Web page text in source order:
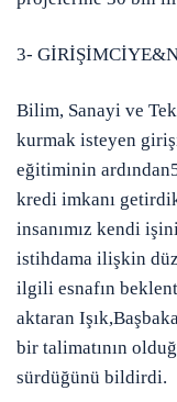
3-
Bilim, Sanayi ve
kurmak isteyen
eğitiminin ardından
kredi imkanı
insanımız kendi
istihdama ilişkin
ilgili esnafın
aktaran Işık,
bir talimatının
sürdüğünü bildirdi.